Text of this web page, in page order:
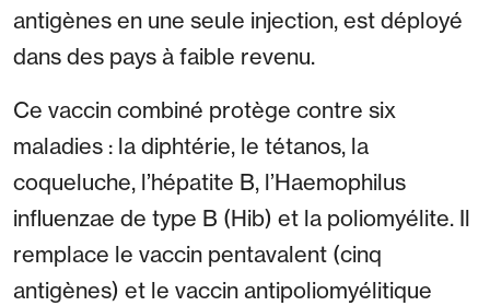
antigènes en une seule injection, est déployé
dans des pays à faible revenu.
Ce vaccin combiné protège contre six
maladies : la diphtérie, le tétanos, la
coqueluche, l’hépatite B, l’Haemophilus
influenzae de type B (Hib) et la poliomyélite. Il
remplace le vaccin pentavalent (cinq
antigènes) et le vaccin antipoliomyélitique